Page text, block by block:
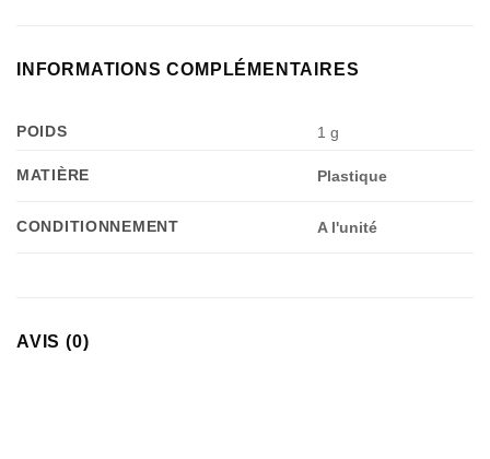
INFORMATIONS COMPLÉMENTAIRES
POIDS 1 g
MATIÈRE Plastique
CONDITIONNEMENT A l'unité
AVIS (0)